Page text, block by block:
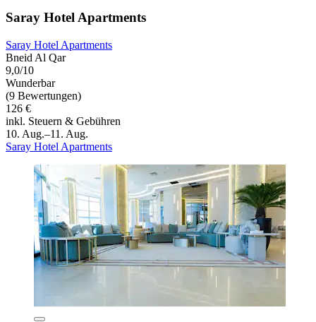
Saray Hotel Apartments
Saray Hotel Apartments
Bneid Al Qar
9,0/10
Wunderbar
(9 Bewertungen)
126 €
inkl. Steuern & Gebühren
10. Aug.–11. Aug.
Saray Hotel Apartments